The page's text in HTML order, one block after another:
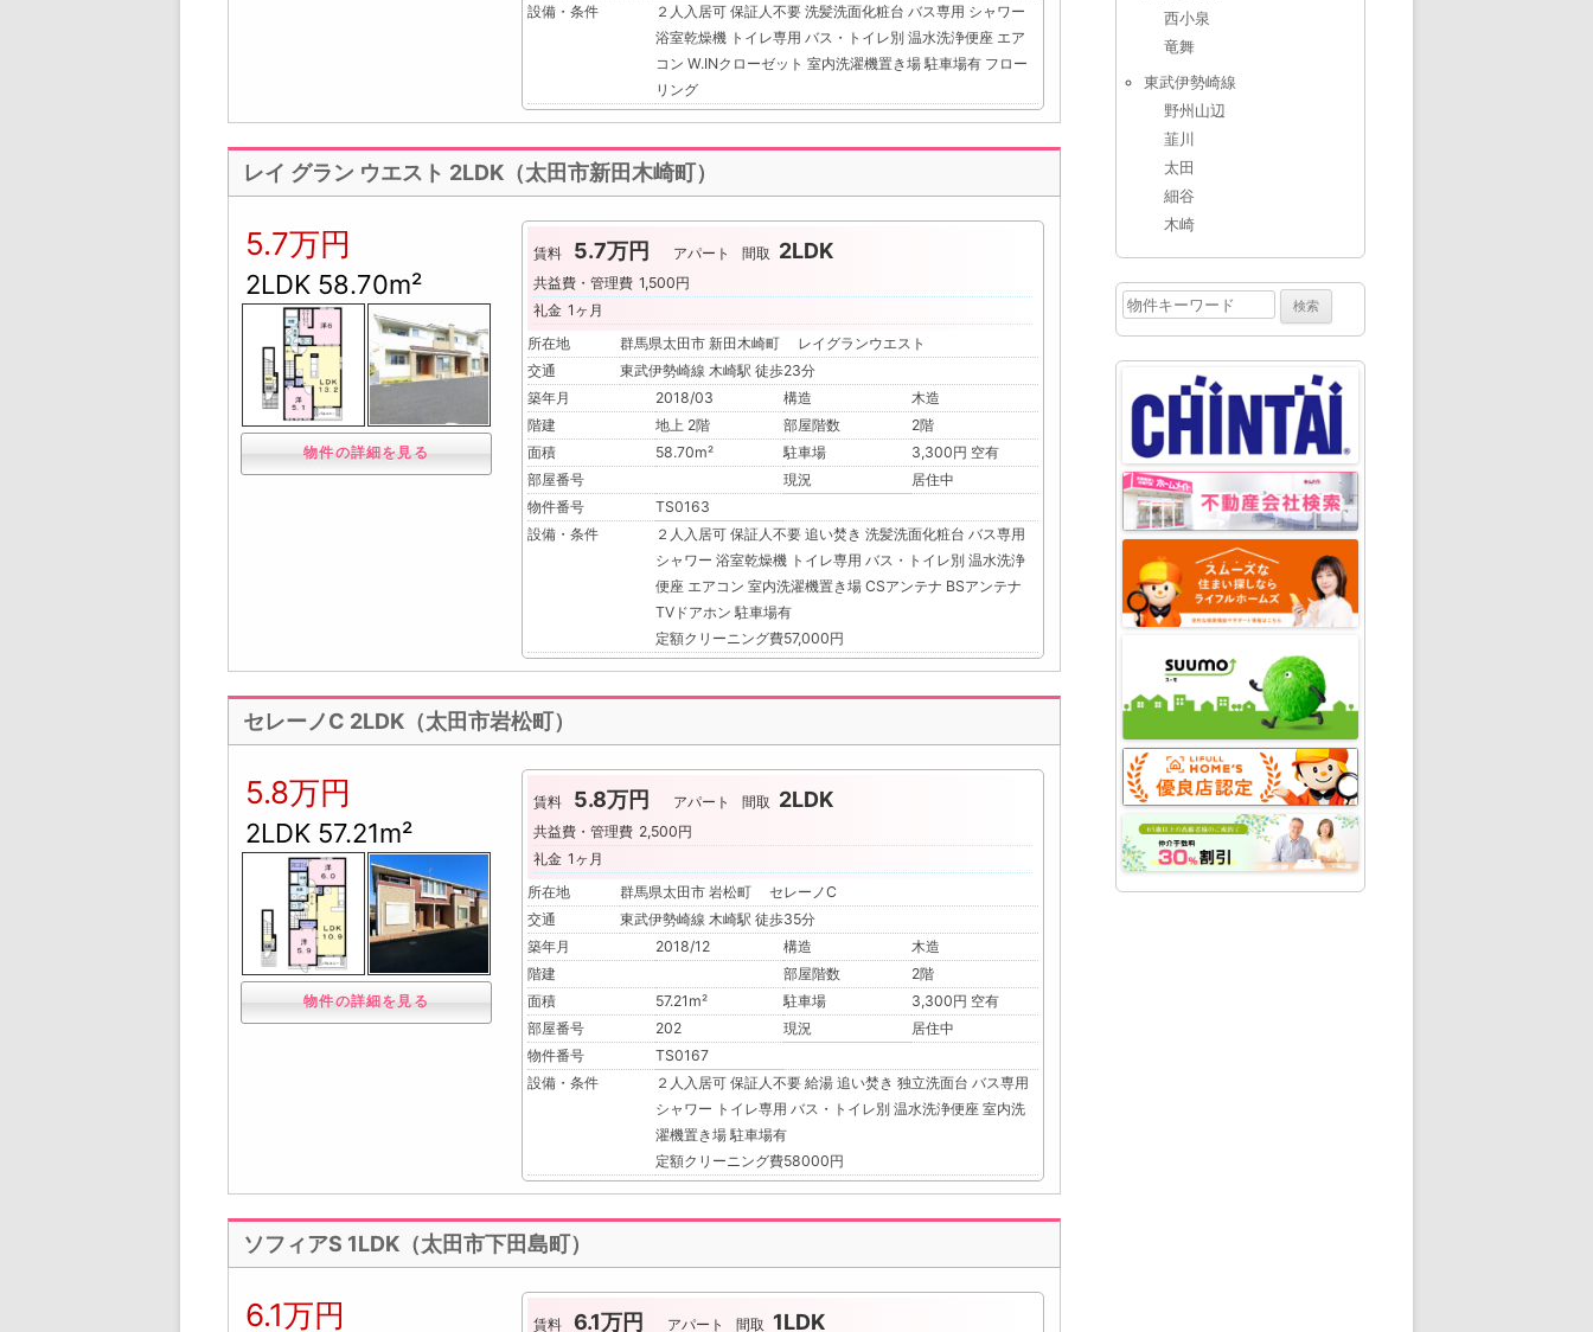
設備・条件
２人入居可 保証人不要 洗髪洗面化粧台 バス専用 シャワー
浴室乾燥機 トイレ専用 バス・トイレ別 温水洗浄便座 エア
コン W.INクローゼット 室内洗濯機置き場 駐車場有 フロー
リング
レイ グラン ウエスト 2LDK（太田市新田木崎町）
5.7万円
2LDK 58.70m²
物件の詳細を見る
賃料 5.7万円 アパート 間取 2LDK
共益費・管理費 1,500円
礼金 1ヶ月
所在地
群馬県太田市 新田木崎町 レイグランウエスト
交通
東武伊勢崎線 木崎駅 徒歩23分
築年月
2018/03 構造
木造
階建
地上 2階 部屋階数
2階
面積
58.70m² 駐車場
3,300円 空有
部屋番号
現況
居住中
物件番号
TS0163
設備・条件
２人入居可 保証人不要 追い焚き 洗髪洗面化粧台 バス専用
シャワー 浴室乾燥機 トイレ専用 バス・トイレ別 温水洗浄
便座 エアコン 室内洗濯機置き場 CSアンテナ BSアンテナ
TVドアホン 駐車場有
定額クリーニング費57,000円
セレーノC 2LDK（太田市岩松町）
5.8万円
2LDK 57.21m²
物件の詳細を見る
賃料 5.8万円 アパート 間取 2LDK
共益費・管理費 2,500円
礼金 1ヶ月
所在地
群馬県太田市 岩松町 セレーノC
交通
東武伊勢崎線 木崎駅 徒歩35分
築年月
2018/12 構造
木造
階建
部屋階数
2階
面積
57.21m² 駐車場
3,300円 空有
部屋番号
202 現況
居住中
物件番号
TS0167
設備・条件
２人入居可 保証人不要 給湯 追い焚き 独立洗面台 バス専用
シャワー トイレ専用 バス・トイレ別 温水洗浄便座 室内洗
濯機置き場 駐車場有
定額クリーニング費58000円
ソフィアS 1LDK（太田市下田島町）
6.1万円 賃料 6.1万円 アパート 間取 1LDK
西小泉
竜舞
東武伊勢崎線
野州山辺
韮川
太田
細谷
木崎